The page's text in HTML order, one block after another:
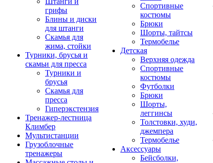
грифы
Блины и диски
для штанги
Скамья для
жима, стойки
Турники, брусья и
скамьи для пресса
Турники и
брусья
Скамья для
пресса
Гиперэкстензия
Тренажер-лестница
Климбер
Мультистанции
Грузоблочные
тренажеры
Спортивные
костюмы
Брюки
Шорты, тайтсы
Термобелье
Детская
Верхняя одежда
Спортивные
костюмы
Футболки
Брюки
Шорты,
леггинсы
Толстовки, худи,
джемпера
Термобелье
Аксессуары
Бейсболки,